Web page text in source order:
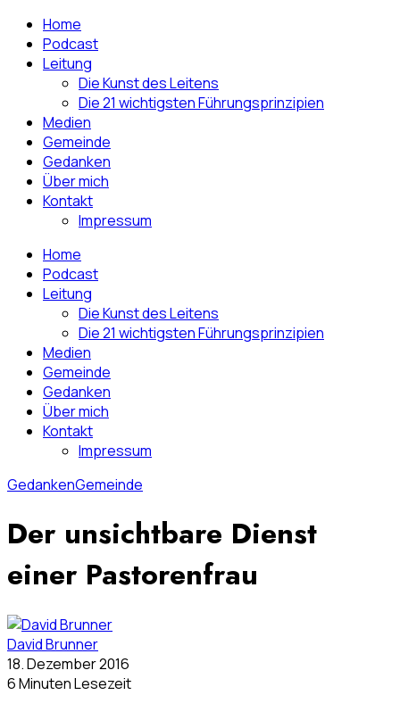
Home
Podcast
Leitung
Die Kunst des Leitens
Die 21 wichtigsten Führungsprinzipien
Medien
Gemeinde
Gedanken
Über mich
Kontakt
Impressum
Home
Podcast
Leitung
Die Kunst des Leitens
Die 21 wichtigsten Führungsprinzipien
Medien
Gemeinde
Gedanken
Über mich
Kontakt
Impressum
GedankenGemeinde
Der unsichtbare Dienst
einer Pastorenfrau
David Brunner
18. Dezember 2016
6 Minuten Lesezeit